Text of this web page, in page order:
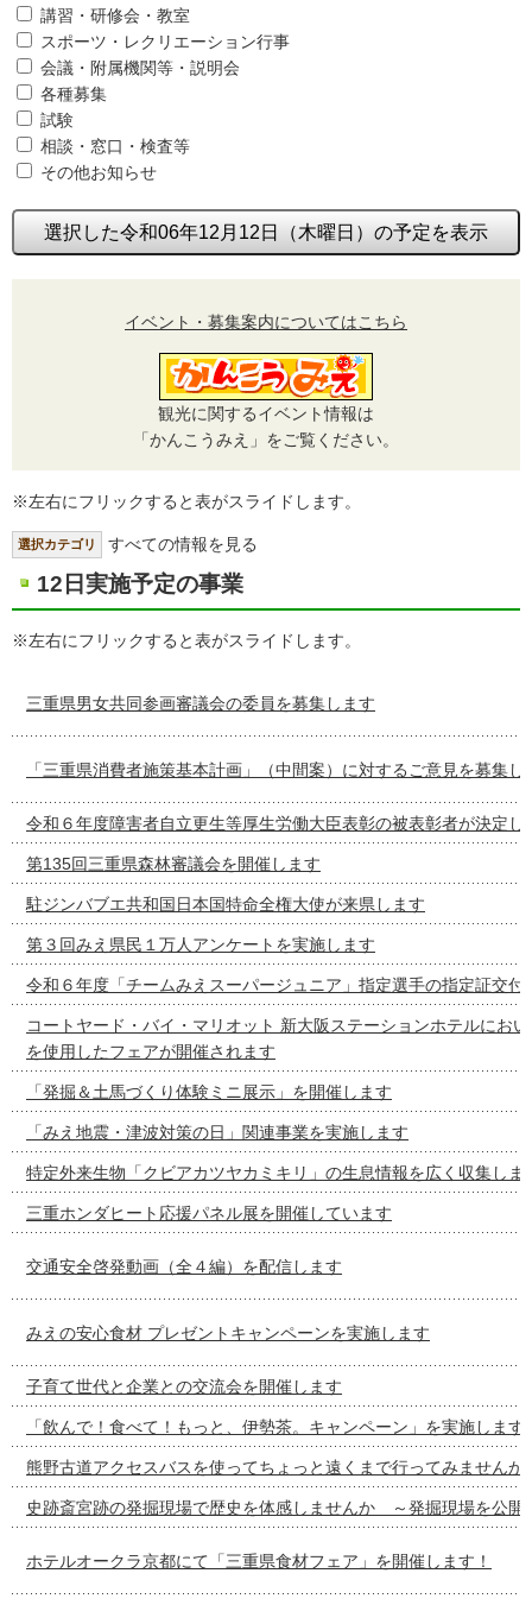
講習・研修会・教室
スポーツ・レクリエーション行事
会議・附属機関等・説明会
各種募集
試験
相談・窓口・検査等
その他お知らせ
選択した令和06年12月12日（木曜日）の予定を表示
イベント・募集案内についてはこちら
観光に関するイベント情報は
「かんこうみえ」をご覧ください。
※左右にフリックすると表がスライドします。
選択カテゴリ すべての情報を見る
12日実施予定の事業
※左右にフリックすると表がスライドします。
三重県男女共同参画審議会の委員を募集します
「三重県消費者施策基本計画」（中間案）に対するご意見を募集し
令和６年度障害者自立更生等厚生労働大臣表彰の被表彰者が決定し
第135回三重県森林審議会を開催します
駐ジンバブエ共和国日本国特命全権大使が来県します
第３回みえ県民１万人アンケートを実施します
令和６年度「チームみえスーパージュニア」指定選手の指定証交付
コートヤード・バイ・マリオット 新大阪ステーションホテルにお
を使用したフェアが開催されます
「発掘＆土馬づくり体験ミニ展示」を開催します
「みえ地震・津波対策の⽇」関連事業を実施します
特定外来生物「クビアカツヤカミキリ」の生息情報を広く収集しま
三重ホンダヒート応援パネル展を開催しています
交通安全啓発動画（全４編）を配信します
みえの安心食材 プレゼントキャンペーンを実施します
子育て世代と企業との交流会を開催します
「飲んで！食べて！もっと、伊勢茶。キャンペーン」を実施します
熊野古道アクセスバスを使ってちょっと遠くまで行ってみませんか
史跡斎宮跡の発掘現場で歴史を体感しませんか ～発掘現場を公開
ホテルオークラ京都にて「三重県食材フェア」を開催します！